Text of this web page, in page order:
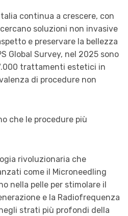
continua a crescere, con
soluzioni non invasive
e preservare la bellezza
Global Survey, nel 2025 sono
trattamenti estetici in
di procedure non
che le procedure più
rivoluzionaria che
come il Microneedling
nella pelle per stimolare il
e la Radiofrequenza
strati più profondi della